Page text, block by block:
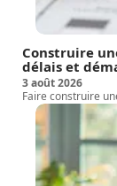
Construire
délais et
3 août 2026
Faire construire